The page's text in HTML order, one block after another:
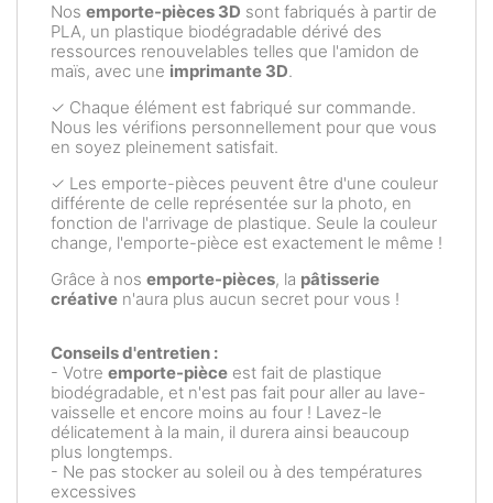
Nos emporte-pièces 3D sont fabriqués à partir de
PLA, un plastique biodégradable dérivé des
ressources renouvelables telles que l'amidon de
maïs, avec une imprimante 3D.
✓ Chaque élément est fabriqué sur commande.
Nous les vérifions personnellement pour que vous
en soyez pleinement satisfait.
✓ Les emporte-pièces peuvent être d'une couleur
différente de celle représentée sur la photo, en
fonction de l'arrivage de plastique. Seule la couleur
change, l'emporte-pièce est exactement le même !
Grâce à nos emporte-pièces, la pâtisserie
créative n'aura plus aucun secret pour vous !
Conseils d'entretien :
- Votre emporte-pièce est fait de plastique
biodégradable, et n'est pas fait pour aller au lave-
vaisselle et encore moins au four ! Lavez-le
délicatement à la main, il durera ainsi beaucoup
plus longtemps.
- Ne pas stocker au soleil ou à des températures
excessives